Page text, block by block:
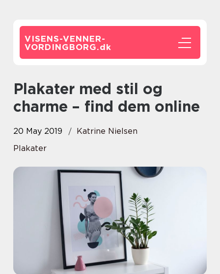
VISENS-VENNER-
VORDINGBORG.dk
Plakater med stil og
charme – find dem online
20 May 2019
Katrine Nielsen
Plakater